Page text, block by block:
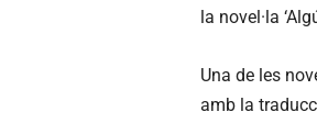
la novel·la
Una de les
amb la